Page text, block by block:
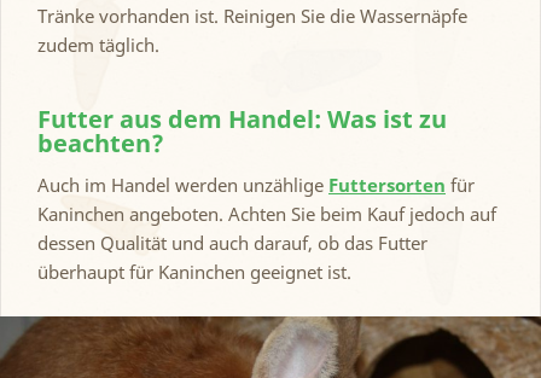
Tränke vorhanden ist. Reinigen Sie die Wassernäpfe
zudem täglich.
Futter aus dem Handel: Was ist zu
beachten?
Auch im Handel werden unzählige Futtersorten für
Kaninchen angeboten. Achten Sie beim Kauf jedoch auf
dessen Qualität und auch darauf, ob das Futter
überhaupt für Kaninchen geeignet ist.